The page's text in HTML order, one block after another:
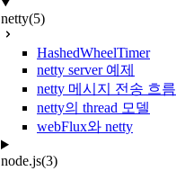
netty(5)
HashedWheelTimer
netty server 예제
netty 메시지 전송 흐름
netty의 thread 모델
webFlux와 netty
node.js(3)